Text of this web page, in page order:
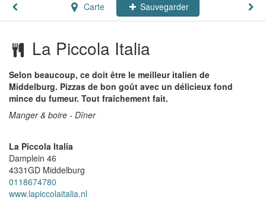
Carte Sauvegarder
La Piccola Italia
Selon beaucoup, ce doit être le meilleur italien de
Middelburg. Pizzas de bon goût avec un délicieux fond
mince du fumeur. Tout fraîchement fait.
Manger & boire - Dîner
La Piccola Italia
Damplein 46
4331GD Middelburg
0118674780
www.lapiccolaitalia.nl